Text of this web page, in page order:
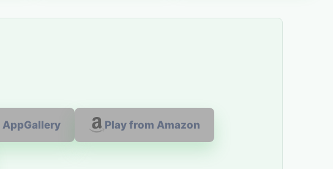
AppGallery Play from Amazon